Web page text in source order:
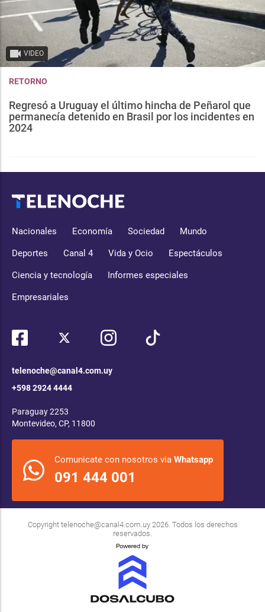
VIDEO
RETORNO
Regresó a Uruguay el último hincha de Peñarol que
permanecía detenido en Brasil por los incidentes en
2024
Nacionales Economía Sociedad Mundo
Deportes Canal 4 Vida y Ocio Espectáculos
Ciencia y tecnología Informes especiales
Empresariales
telenoche@canal4.com.uy
+598 2924 4444
Paraguay 2253
Montevideo, CP, 11800
Comunicate con nosotros via Whatsapp
091 444 001
Copyright telenoche@canal4.com.uy2026. Todos los derechos
reservados.